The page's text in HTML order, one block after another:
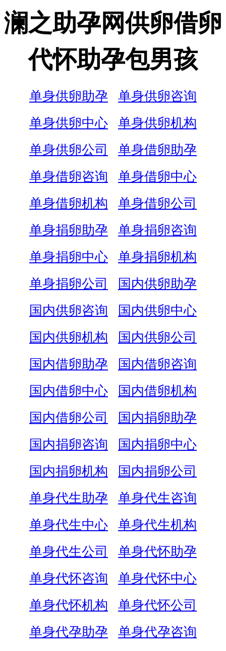
澜之助孕网供卵借卵
代怀助孕包男孩
单身供卵助孕
单身供卵咨询
单身供卵中心
单身供卵机构
单身供卵公司
单身借卵助孕
单身借卵咨询
单身借卵中心
单身借卵机构
单身借卵公司
单身捐卵助孕
单身捐卵咨询
单身捐卵中心
单身捐卵机构
单身捐卵公司
国内供卵助孕
国内供卵咨询
国内供卵中心
国内供卵机构
国内供卵公司
国内借卵助孕
国内借卵咨询
国内借卵中心
国内借卵机构
国内借卵公司
国内捐卵助孕
国内捐卵咨询
国内捐卵中心
国内捐卵机构
国内捐卵公司
单身代生助孕
单身代生咨询
单身代生中心
单身代生机构
单身代生公司
单身代怀助孕
单身代怀咨询
单身代怀中心
单身代怀机构
单身代怀公司
单身代孕助孕
单身代孕咨询